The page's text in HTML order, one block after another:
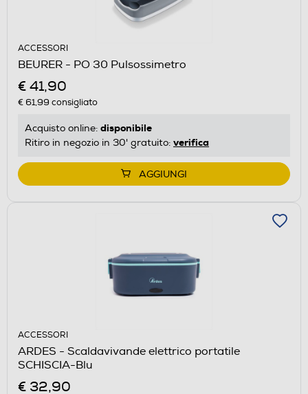
ACCESSORI
BEURER - PO 30 Pulsossimetro
€ 41,90
€ 61,99 consigliato
Acquisto online: disponibile
Ritiro in negozio in 30' gratuito: verifica
AGGIUNGI
ACCESSORI
ARDES - Scaldavivande elettrico portatile
SCHISCIA-Blu
€ 32,90